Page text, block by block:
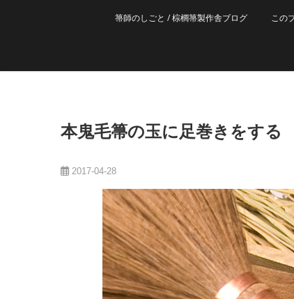
箒師のしごと / 棕櫚箒製作舎ブログ この
本鬼毛箒の玉に足巻きをする
2017-04-28